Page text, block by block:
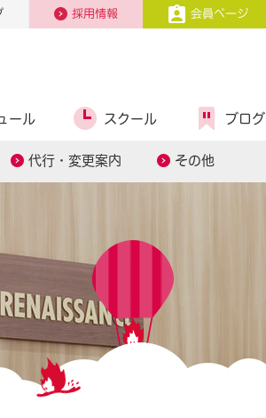
採用情報 会員ページ
代行・変更案内 その他
ール スクール ブログ